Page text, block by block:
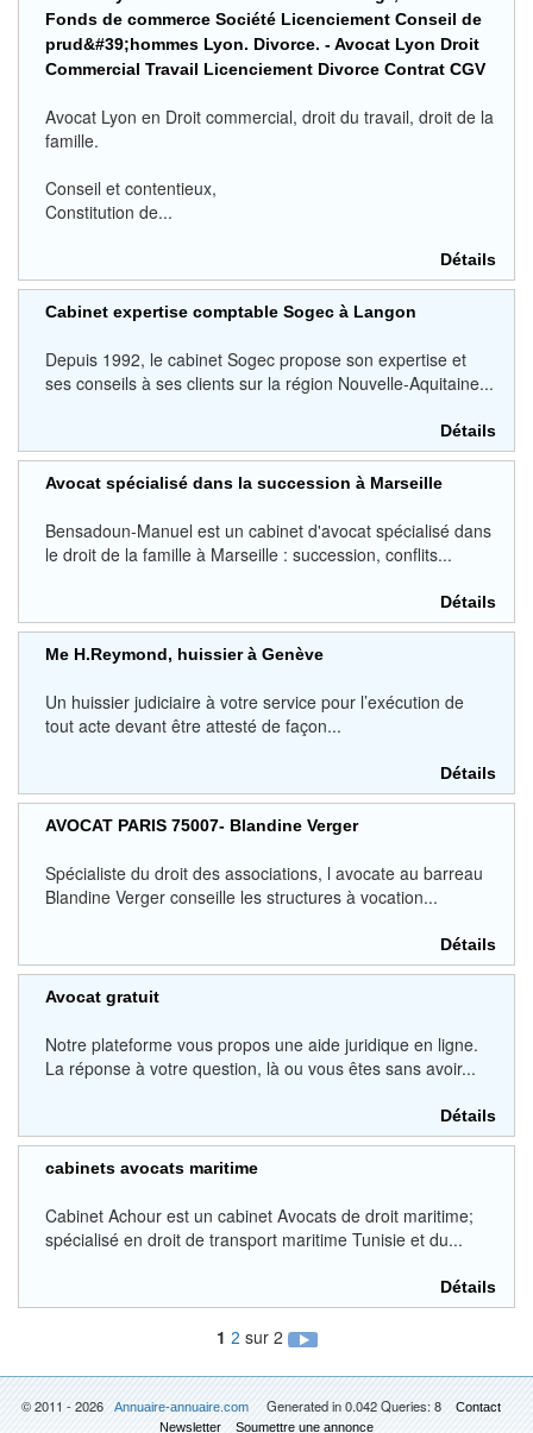
Fonds de commerce Société Licenciement Conseil de
prud&#39;hommes Lyon. Divorce. - Avocat Lyon Droit
Commercial Travail Licenciement Divorce Contrat CGV
Avocat Lyon en Droit commercial, droit du travail, droit de la
famille.
Conseil et contentieux,
Constitution de...
Détails
Cabinet expertise comptable Sogec à Langon
Depuis 1992, le cabinet Sogec propose son expertise et
ses conseils à ses clients sur la région Nouvelle-Aquitaine...
Détails
Avocat spécialisé dans la succession à Marseille
Bensadoun-Manuel est un cabinet d'avocat spécialisé dans
le droit de la famille à Marseille : succession, conflits...
Détails
Me H.Reymond, huissier à Genève
Un huissier judiciaire à votre service pour l’exécution de
tout acte devant être attesté de façon...
Détails
AVOCAT PARIS 75007- Blandine Verger
Spécialiste du droit des associations, l avocate au barreau
Blandine Verger conseille les structures à vocation...
Détails
Avocat gratuit
Notre plateforme vous propos une aide juridique en ligne.
La réponse à votre question, là ou vous êtes sans avoir...
Détails
cabinets avocats maritime
Cabinet Achour est un cabinet Avocats de droit maritime;
spécialisé en droit de transport maritime Tunisie et du...
Détails
1 2 sur 2
© 2011 - 2026 Annuaire-annuaire.com Generated in 0.042 Queries: 8
Contact
Newsletter
Soumettre une annonce